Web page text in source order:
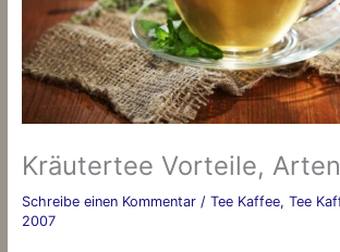
Kräutertee Vorteile,
Schreibe einen Kommentar / Tee Kaffee, Tee
2007